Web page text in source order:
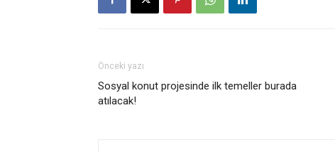
Önceki yazı
Sosyal konut projesinde ilk temeller burada
atılacak!